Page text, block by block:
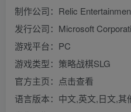
制作公司：Relic
发行公司：Microsoft
游戏平台：PC
游戏类型：策略战棋SLG
官方主页：点击查看
语言版本：中文,英文,日文,其